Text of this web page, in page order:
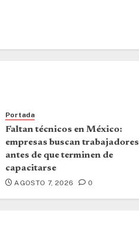
Portada
Faltan técnicos en México:
empresas buscan trabajadores
antes de que terminen de
capacitarse
AGOSTO 7, 2026 0